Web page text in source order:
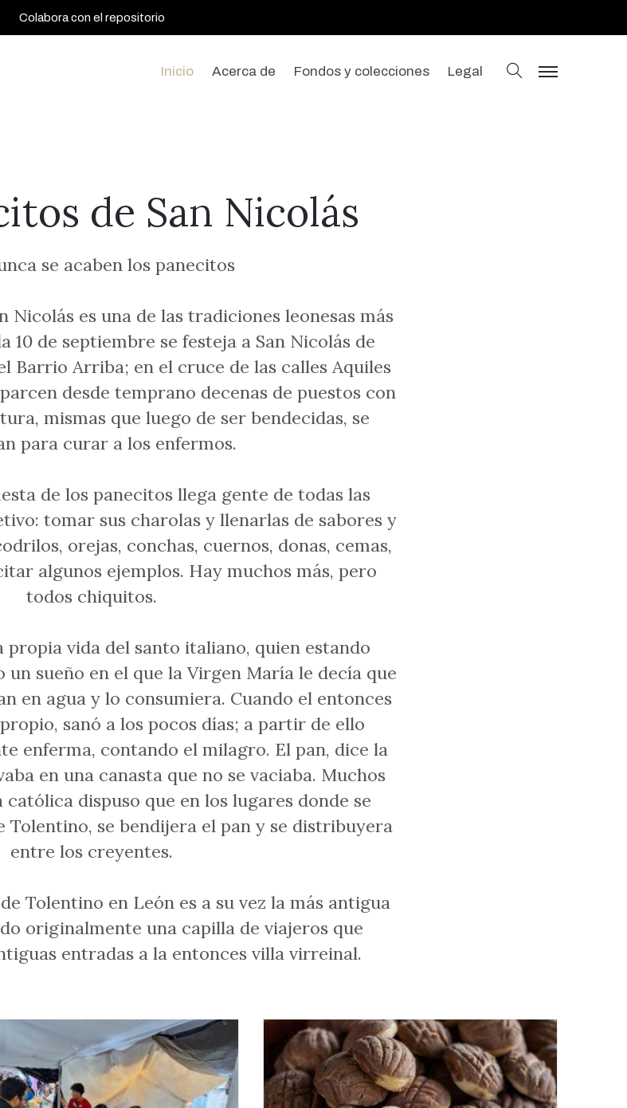
Colabora con el repositorio
Inicio Acerca de Fondos y colecciones Legal buscar
menu
de San Nicolás
se acaben los panecitos
Nicolás es una de las tradiciones leonesas más
10 de septiembre se festeja a San Nicolás de
Barrio Arriba; en el cruce de las calles Aquiles
desde temprano decenas de puestos con
mismas que luego de ser bendecidas, se
para curar a los enfermos.
de los panecitos llega gente de todas las
tomar sus charolas y llenarlas de sabores y
orejas, conchas, cuernos, donas, cemas,
algunos ejemplos. Hay muchos más, pero
todos chiquitos.
propia vida del santo italiano, quien estando
sueño en el que la Virgen María le decía que
en agua y lo consumiera. Cuando el entonces
sanó a los pocos días; a partir de ello
enferma, contando el milagro. El pan, dice la
en una canasta que no se vaciaba. Muchos
católica dispuso que en los lugares donde se
Tolentino, se bendijera el pan y se distribuyera
entre los creyentes.
Tolentino en León es a su vez la más antigua
originalmente una capilla de viajeros que
entradas a la entonces villa virreinal.